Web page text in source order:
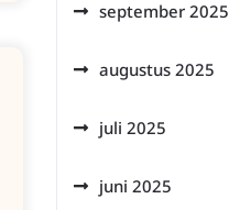
september 2025
augustus 2025
juli 2025
juni 2025